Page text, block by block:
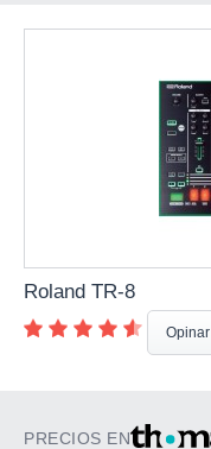
Roland TR-8
Opinar
PRECIOS EN